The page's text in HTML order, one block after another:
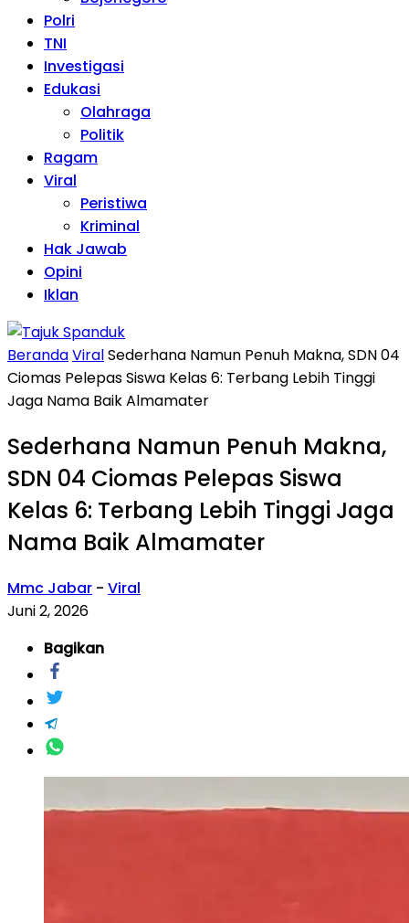
Polri
TNI
Investigasi
Edukasi
Olahraga
Politik
Ragam
Viral
Peristiwa
Kriminal
Hak Jawab
Opini
Iklan
BerandaViralSederhana Namun Penuh Makna, SDN 04
Ciomas Pelepas Siswa Kelas 6: Terbang Lebih Tinggi
Jaga Nama Baik Almamater
Sederhana Namun Penuh Makna,
SDN 04 Ciomas Pelepas Siswa
Kelas 6: Terbang Lebih Tinggi Jaga
Nama Baik Almamater
Mmc Jabar - Viral
Juni 2, 2026
Bagikan